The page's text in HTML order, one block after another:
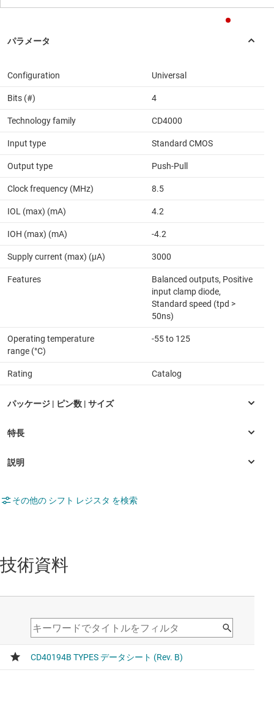
Configuration Universal
Bits (#) 4
Technology family CD4000
Input type Standard CMOS
Output type Push-Pull
Clock frequency (MHz) 8.5
IOL (max) (mA) 4.2
IOH (max) (mA) -4.2
Supply current (max) (µA) 3000
Features
Balanced outputs, Positive
input clamp diode,
Standard speed (tpd >
50ns)
Operating temperature
range (°C)
-55 to 125
Rating Catalog
その他の シフト レジスタ を検索
技術資料